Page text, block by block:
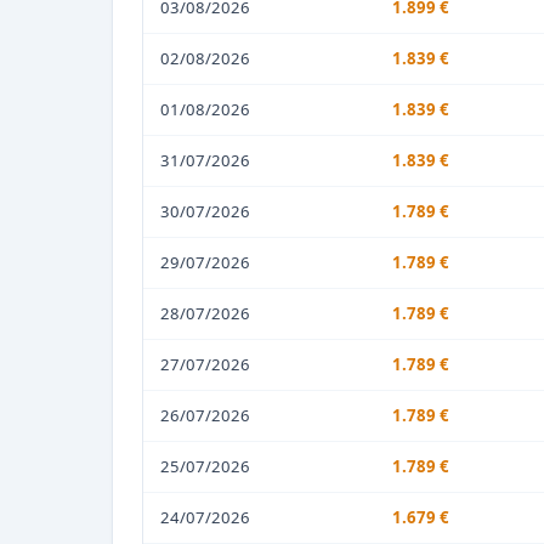
03/08/2026 1.899 €
02/08/2026 1.839 €
01/08/2026 1.839 €
31/07/2026 1.839 €
30/07/2026 1.789 €
29/07/2026 1.789 €
28/07/2026 1.789 €
27/07/2026 1.789 €
26/07/2026 1.789 €
25/07/2026 1.789 €
24/07/2026 1.679 €